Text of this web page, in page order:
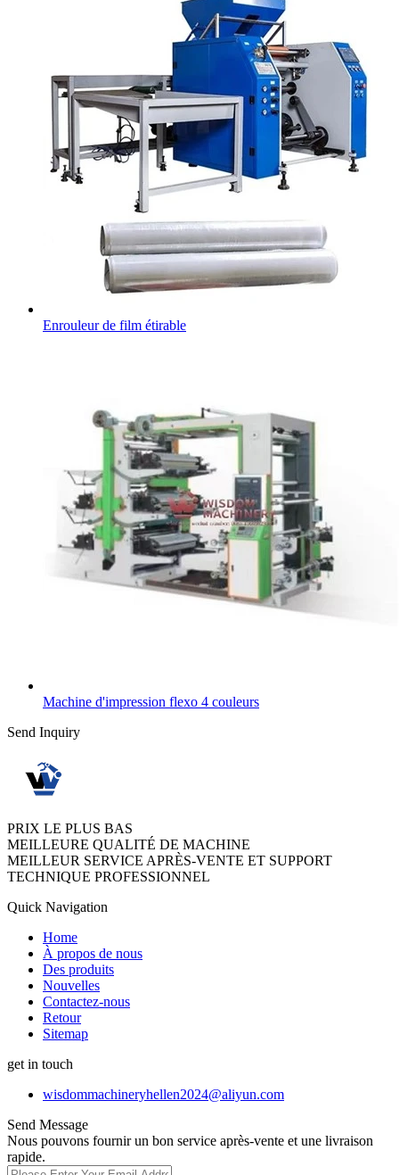
Enrouleur de film étirable
Machine d'impression flexo 4 couleurs
Send Inquiry
PRIX LE PLUS BAS
MEILLEURE QUALITÉ DE MACHINE
MEILLEUR SERVICE APRÈS-VENTE ET SUPPORT
TECHNIQUE PROFESSIONNEL
Quick Navigation
Home
À propos de nous
Des produits
Nouvelles
Contactez-nous
Retour
Sitemap
get in touch
wisdommachineryhellen2024@aliyun.com
Send Message
Nous pouvons fournir un bon service après-vente et une livraison
rapide.